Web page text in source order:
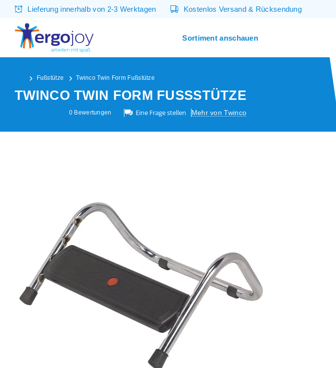
Lieferung innerhalb von 2-3 Werktagen Kostenlos Versand& Rücksendung
Sortiment anschauen
Fußstütze Twinco Twin Form Fußstütze
TWINCO TWIN FORM FUSSSTÜTZE
0 Bewertungen Eine Frage stellen Mehr von Twinco